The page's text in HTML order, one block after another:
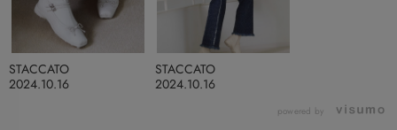
2024.10.16
STACCATO
2024.10.16
STACCATO
powered by